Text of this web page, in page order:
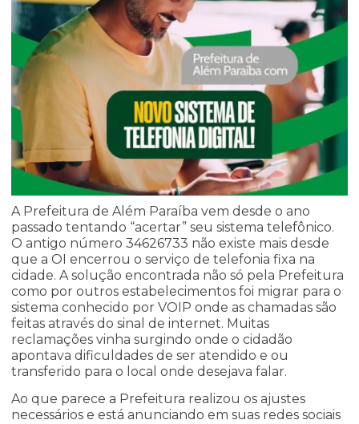
A Prefeitura de Além Paraíba vem desde o ano
passado tentando “acertar” seu sistema telefônico.
O antigo número 34626733 não existe mais desde
que a OI encerrou o serviço de telefonia fixa na
cidade. A solução encontrada não só pela Prefeitura
como por outros estabelecimentos foi migrar para o
sistema conhecido por VOIP onde as chamadas são
feitas através do sinal de internet. Muitas
reclamações vinha surgindo onde o cidadão
apontava dificuldades de ser atendido e ou
transferido para o local onde desejava falar.
Ao que parece a Prefeitura realizou os ajustes
necessários e está anunciando em suas redes sociais